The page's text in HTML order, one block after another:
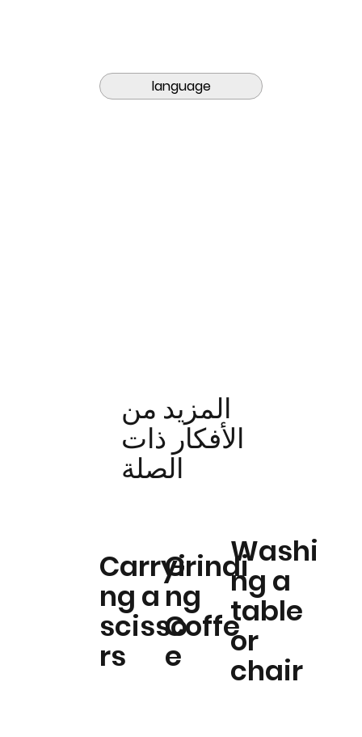
language
المزيد من
الأفكار ذات
الصلة
Carryi
ng a
scisso
rs
Grindi
ng
Coffe
e
Washi
ng a
table
or
chair